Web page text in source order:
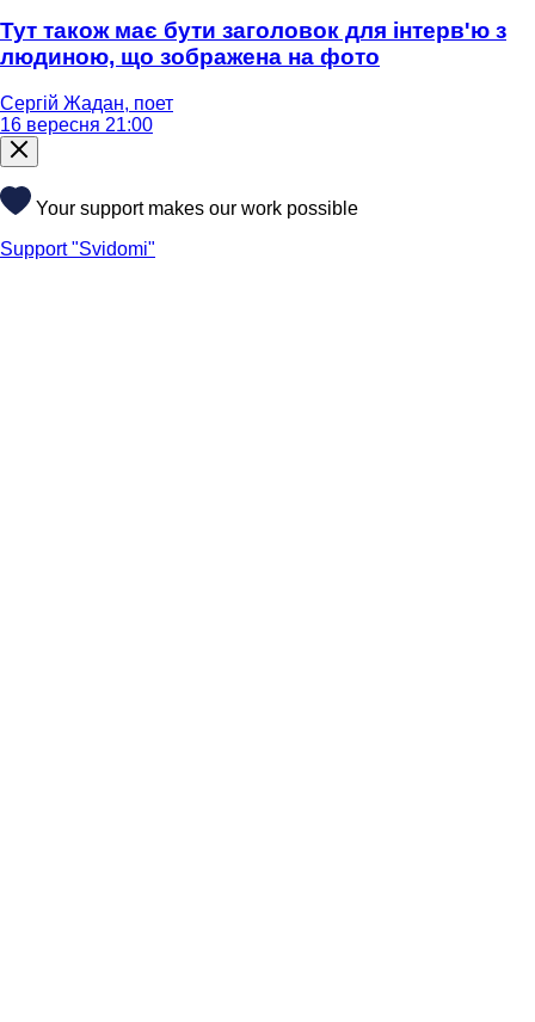
Тут також має бути заголовок для інтерв'ю з
людиною, що зображена на фото
Сергій Жадан, поет
16 вересня 21:00
Your support makes our work possible
Support "Svidomi"